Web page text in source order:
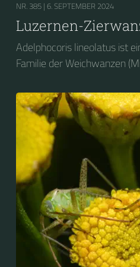
NR. 385 | 6. SEPTEMBER 2024
Luzernen-
Adelphocoris lineolatus ist
Familie der Weichwanzen